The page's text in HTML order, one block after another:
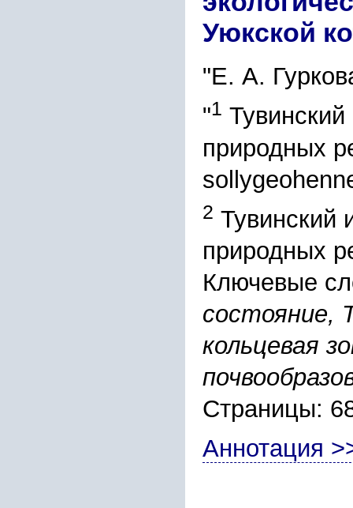
Уюкской
"Е. А.
"1 Тувинский
природных
2 Тувинский
природных
Ключевые
состояние,
кольцевая
Страницы:
Аннотация